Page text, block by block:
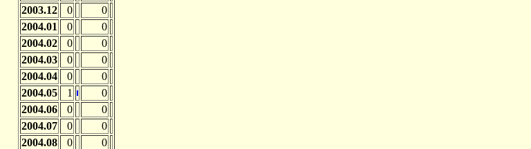
2003.12
0
0
2004.01
0
0
2004.02
0
0
2004.03
0
0
2004.04
0
0
2004.05
1
0
2004.06
0
0
2004.07
0
0
2004.08
0
0